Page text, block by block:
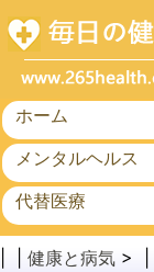
ホーム
メンタルヘルス
代替医療
がん
健康と病気 > |